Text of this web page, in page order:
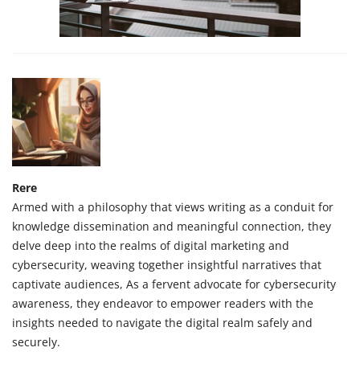
Rere
Armed with a philosophy that views writing as a conduit for
knowledge dissemination and meaningful connection, they
delve deep into the realms of digital marketing and
cybersecurity, weaving together insightful narratives that
captivate audiences, As a fervent advocate for cybersecurity
awareness, they endeavor to empower readers with the
insights needed to navigate the digital realm safely and
securely.